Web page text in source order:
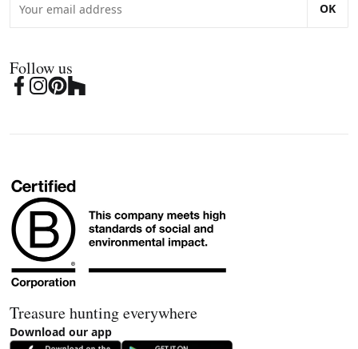
OK
Follow us
Treasure hunting everywhere
Download our app